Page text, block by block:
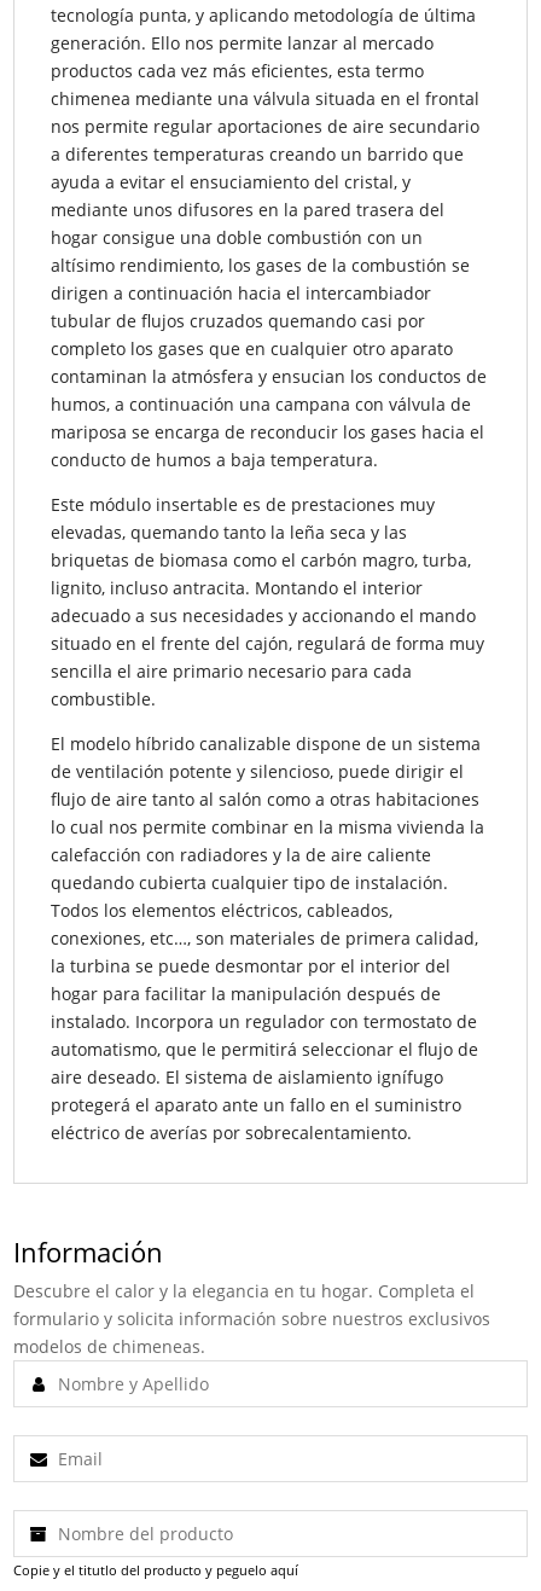
tecnología punta, y aplicando metodología de última
generación. Ello nos permite lanzar al mercado
productos cada vez más eficientes, esta termo
chimenea mediante una válvula situada en el frontal
nos permite regular aportaciones de aire secundario
a diferentes temperaturas creando un barrido que
ayuda a evitar el ensuciamiento del cristal, y
mediante unos difusores en la pared trasera del
hogar consigue una doble combustión con un
altísimo rendimiento, los gases de la combustión se
dirigen a continuación hacia el intercambiador
tubular de flujos cruzados quemando casi por
completo los gases que en cualquier otro aparato
contaminan la atmósfera y ensucian los conductos de
humos, a continuación una campana con válvula de
mariposa se encarga de reconducir los gases hacia el
conducto de humos a baja temperatura.
Este módulo insertable es de prestaciones muy
elevadas, quemando tanto la leña seca y las
briquetas de biomasa como el carbón magro, turba,
lignito, incluso antracita. Montando el interior
adecuado a sus necesidades y accionando el mando
situado en el frente del cajón, regulará de forma muy
sencilla el aire primario necesario para cada
combustible.
El modelo híbrido canalizable dispone de un sistema
de ventilación potente y silencioso, puede dirigir el
flujo de aire tanto al salón como a otras habitaciones
lo cual nos permite combinar en la misma vivienda la
calefacción con radiadores y la de aire caliente
quedando cubierta cualquier tipo de instalación.
Todos los elementos eléctricos, cableados,
conexiones, etc…, son materiales de primera calidad,
la turbina se puede desmontar por el interior del
hogar para facilitar la manipulación después de
instalado. Incorpora un regulador con termostato de
automatismo, que le permitirá seleccionar el flujo de
aire deseado. El sistema de aislamiento ignífugo
protegerá el aparato ante un fallo en el suministro
eléctrico de averías por sobrecalentamiento.
Información
Descubre el calor y la elegancia en tu hogar. Completa el
formulario y solicita información sobre nuestros exclusivos
modelos de chimeneas.
Copie y el titutlo del producto y peguelo aquí